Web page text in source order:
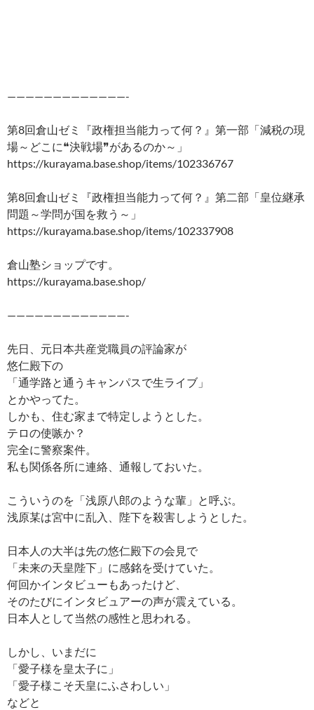
—————————————-
第8回倉山ゼミ『政権担当能力って何？』第一部「減税の現
場～どこに❝決戦場❞があるのか～」
https://kurayama.base.shop/items/102336767
第8回倉山ゼミ『政権担当能力って何？』第二部「皇位継承
問題～学問が国を救う～」
https://kurayama.base.shop/items/102337908
倉山塾ショップです。
https://kurayama.base.shop/
—————————————-
先日、元日本共産党職員の評論家が
悠仁殿下の
「通学路と通うキャンパスで生ライブ」
とかやってた。
しかも、住む家まで特定しようとした。
テロの使嗾か？
完全に警察案件。
私も関係各所に連絡、通報しておいた。
こういうのを「浅原八郎のような輩」と呼ぶ。
浅原某は宮中に乱入、陛下を殺害しようとした。
日本人の大半は先の悠仁殿下の会見で
「未来の天皇陛下」に感銘を受けていた。
何回かインタビューもあったけど、
そのたびにインタビュアーの声が震えている。
日本人として当然の感性と思われる。
しかし、いまだに
「愛子様を皇太子に」
「愛子様こそ天皇にふさわしい」
などと